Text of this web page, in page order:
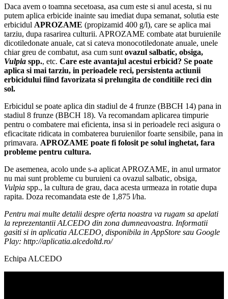
Daca avem o toamna secetoasa, asa cum este si anul acesta, si nu
putem aplica erbicide inainte sau imediat dupa semanat, solutia este
erbicidul APROZAME (propizamid 400 g/l), care se aplica mai
tarziu, dupa rasarirea culturii. APROZAME combate atat buruienile
dicotiledonate anuale, cat si cateva monocotiledonate anuale, unele
chiar greu de combatut, asa cum sunt ovazul salbatic, obsiga,
Vulpia spp., etc. Care este avantajul acestui erbicid? Se poate
aplica si mai tarziu, in perioadele reci, persistenta actiunii
erbicidului fiind favorizata si prelungita de conditiile reci din
sol.
Erbicidul se poate aplica din stadiul de 4 frunze (BBCH 14) pana in
stadiul 8 frunze (BBCH 18). Va recomandam aplicarea timpurie
pentru o combatere mai eficienta, insa si in perioadele reci asigura o
eficacitate ridicata in combaterea buruienilor foarte sensibile, pana in
primavara. APROZAME poate fi folosit pe solul inghetat, fara
probleme pentru cultura.
De asemenea, acolo unde s-a aplicat APROZAME, in anul urmator
nu mai sunt probleme cu buruieni ca ovazul salbatic, obsiga,
Vulpia spp., la cultura de grau, daca acesta urmeaza in rotatie dupa
rapita. Doza recomandata este de 1,875 l/ha.
Pentru mai multe detalii despre oferta noastra va rugam sa apelati
la reprezentantii ALCEDO din zona dumneavoastra. Informatii
gasiti si in aplicatia ALCEDO, disponibila in AppStore sau Google
Play: http://aplicatia.alcedoltd.ro/
Echipa ALCEDO